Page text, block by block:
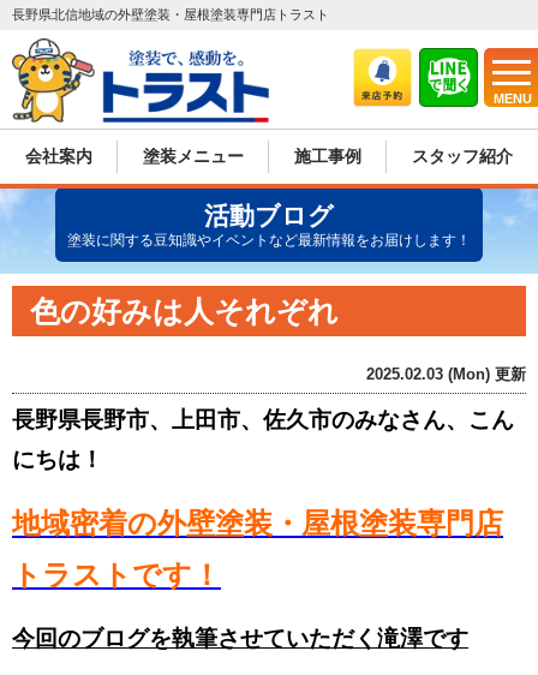
MENU
長野県北信地域の外壁塗装・屋根塗装専門店トラスト
会社案内 塗装メニュー 施工事例 スタッフ紹介
活動ブログ
塗装に関する豆知識やイベントなど最新情報をお届けします！
色の好みは人それぞれ
2025.02.03 (Mon) 更新
長野県長野市、上田市、佐久市のみなさん、こん
にちは！
地域密着の外壁塗装・屋根塗装専門店
トラストです！
今回のブログを執筆させていただく滝澤です